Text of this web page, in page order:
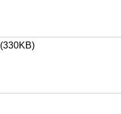
(330KB)